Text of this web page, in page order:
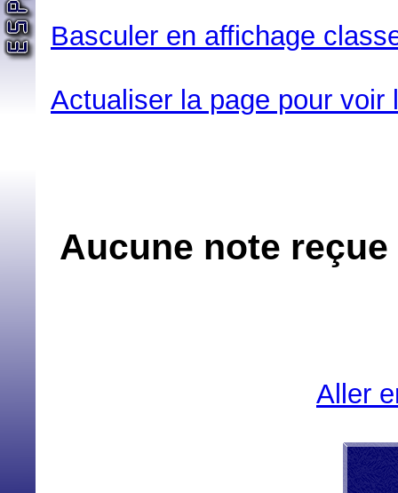
Basculer en affichage
Actualiser la page pour
Aucune note
Aller